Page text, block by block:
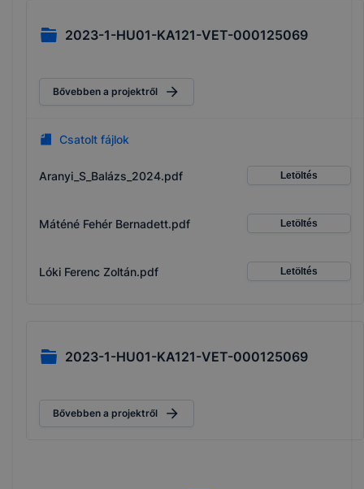
2023-1-HU01-KA121-VET-000125069
Bővebben a projektről
Csatolt fájlok
Aranyi_S_Balázs_2024.pdf Letöltés
Máténé Fehér Bernadett.pdf Letöltés
Lóki Ferenc Zoltán.pdf Letöltés
2023-1-HU01-KA121-VET-000125069
Bővebben a projektről